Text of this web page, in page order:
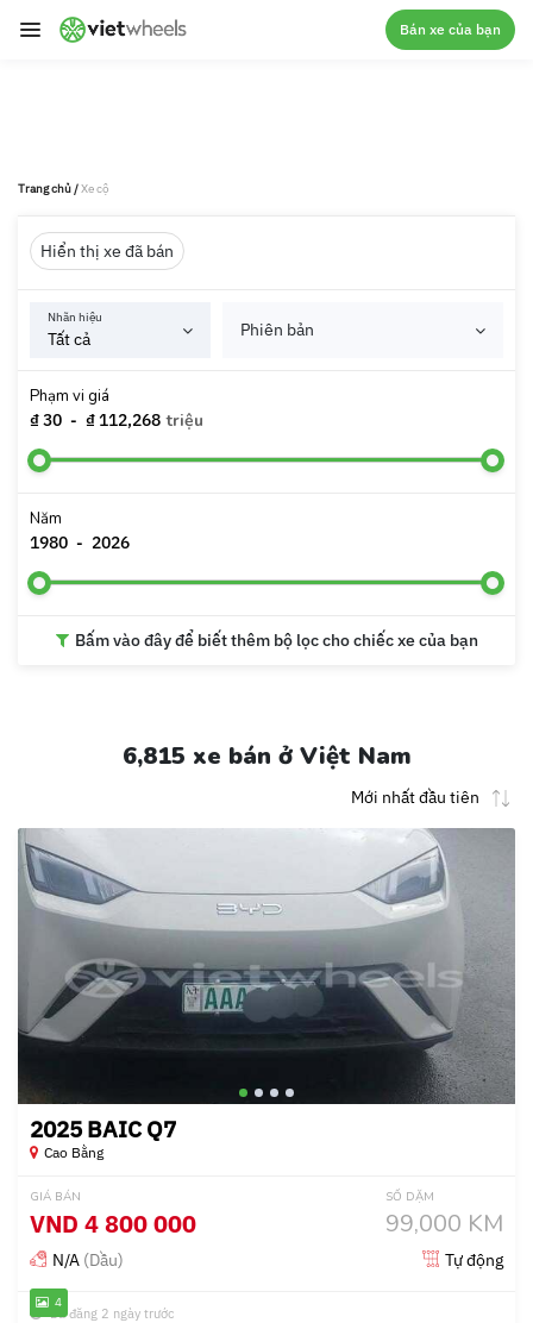
crossorigin
Bán xe của bạn
Trang chủ/Xe cộ
Hiển thị xe đã bán
Nhãn hiệu
Phiên bản
Phạm vi giá
₫ 30 - ₫ 112,268 triệu
Năm
1980 - 2026
Bấm vào đây để biết thêm bộ lọc cho chiếc xe của bạn
6,815 xe bán ở Việt Nam
4
2025 BAIC Q7
Cao Bằng
GIÁ BÁN
VND 4 800 000
SỐ DẶM
99,000 KM
N/A (Dầu) Tự động
Đã đăng 2 ngày trước